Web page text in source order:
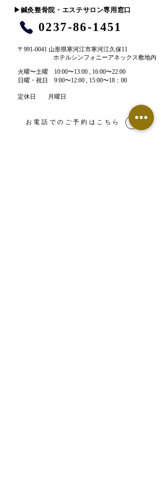
​▶︎鍼灸整骨院・エステサロン専用窓口
0237-86-1451
〒991-0041 山形県寒河江市寒河江久保11
ホテルシンフォニーアネックス敷地内
​火曜〜土曜 10:00〜13:00 , 16:00〜22:00​
​日曜・祝日 9:00〜12:00 , 15:00〜18：00
定休日 月曜日
お電話でのご予約はこちら